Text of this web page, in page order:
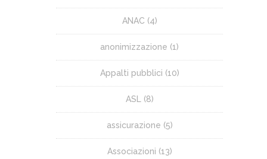
ANAC (4)
anonimizzazione (1)
Appalti pubblici (10)
ASL (8)
assicurazione (5)
Associazioni (13)